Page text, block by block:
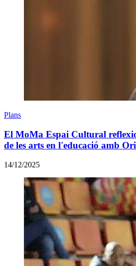
Plans
El MoMa Espai Cultural
de les arts en l'educació amb
14/12/2025